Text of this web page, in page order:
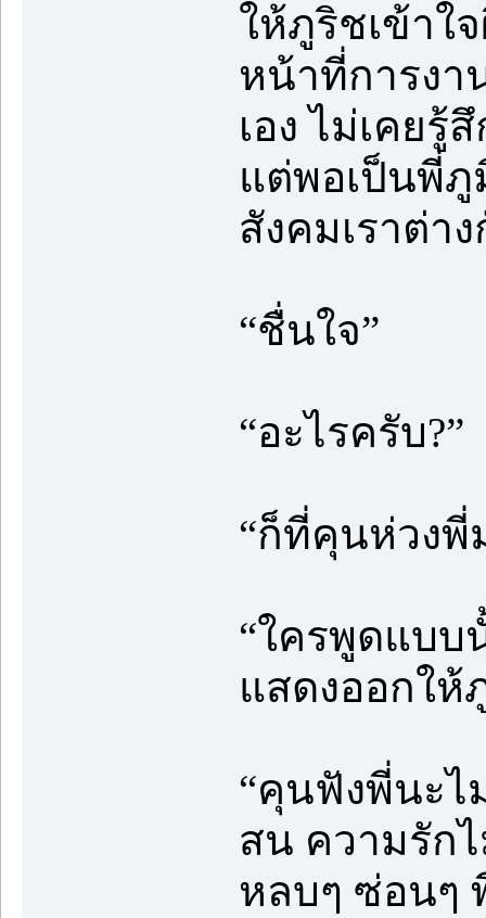
ให้ภูริชเข้าใ
หน้าที่การงา
เอง ไม่เคยรู้
แต่พอเป็นพี่ภู
สังคมเราต่า
“ชื่นใจ”
“อะไรครับ?”
“ก็ที่คุนห่วงพี่
“ใครพูดแบบ
แสดงออกให้
“คุนฟังพี่นะไ
สน ความรัก
หลบๆ ซ่อนๆ